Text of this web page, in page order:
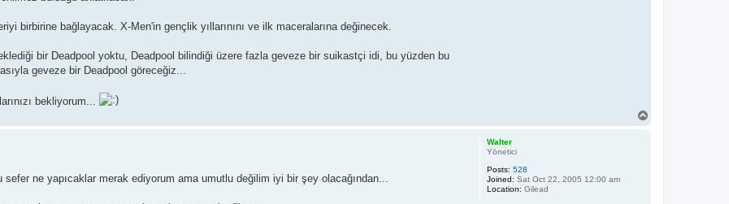
birbirine bağlayacak. X-Men'in gençlik yıllarınını ve ilk maceralarına değinecek.
bir Deadpool yoktu, Deadpool bilindiği üzere fazla geveze bir suikastçi idi, bu yüzden bu
geveze bir Deadpool göreceğiz...
bekliyorum...
Walter
Yönetici
Posts: 528
Joined: Sat Oct 22, 2005 12:00 am
Location: Gilead
ne yapıcaklar merak ediyorum ama umutlu değilim iyi bir şey olacağından...